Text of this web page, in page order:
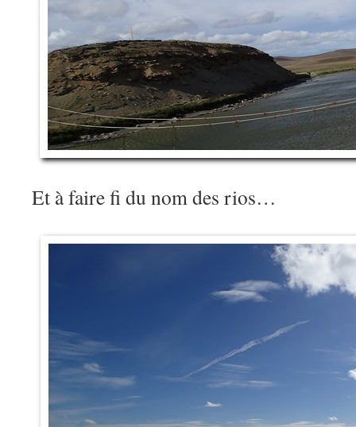
Et à faire fi du nom des rios…